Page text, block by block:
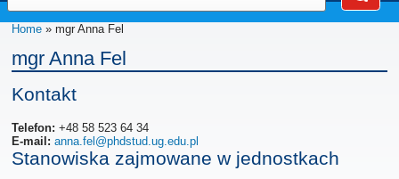
Home » mgr Anna Fel
mgr Anna Fel
Kontakt
Telefon: +48 58 523 64 34
E-mail: anna.fel@phdstud.ug.edu.pl
Stanowiska zajmowane w jednostkach